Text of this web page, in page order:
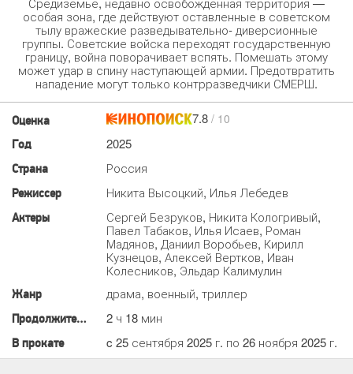
особая зона, где действуют оставленные в советском
тылу вражеские разведывательно- диверсионные
группы. Советские войска переходят государственную
границу, война поворачивает вспять. Помешать этому
может удар в спину наступающей армии. Предотвратить
нападение могут только контрразведчики СМЕРШ.
Оценка 7.8 / 10
Год 2025
Страна Россия
Режиссер Никита Высоцкий, Илья Лебедев
Актеры
Сергей Безруков, Никита Кологривый,
Павел Табаков, Илья Исаев, Роман
Мадянов, Даниил Воробьев, Кирилл
Кузнецов, Алексей Вертков, Иван
Колесников, Эльдар Калимулин
Жанр драма, военный, триллер
Продолжительность 2 ч 18 мин
В прокате c 25 сентября 2025 г. по 26 ноября 2025 г.